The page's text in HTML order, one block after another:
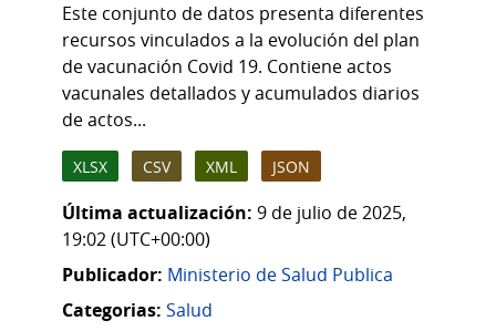
Este conjunto de datos presenta diferentes
recursos vinculados a la evolución del plan
de vacunación Covid 19. Contiene actos
vacunales detallados y acumulados diarios
de actos...
XLSX CSV XML JSON
Última actualización: 9 de julio de 2025,
19:02 (UTC+00:00)
Publicador: Ministerio de Salud Publica
Categorias: Salud